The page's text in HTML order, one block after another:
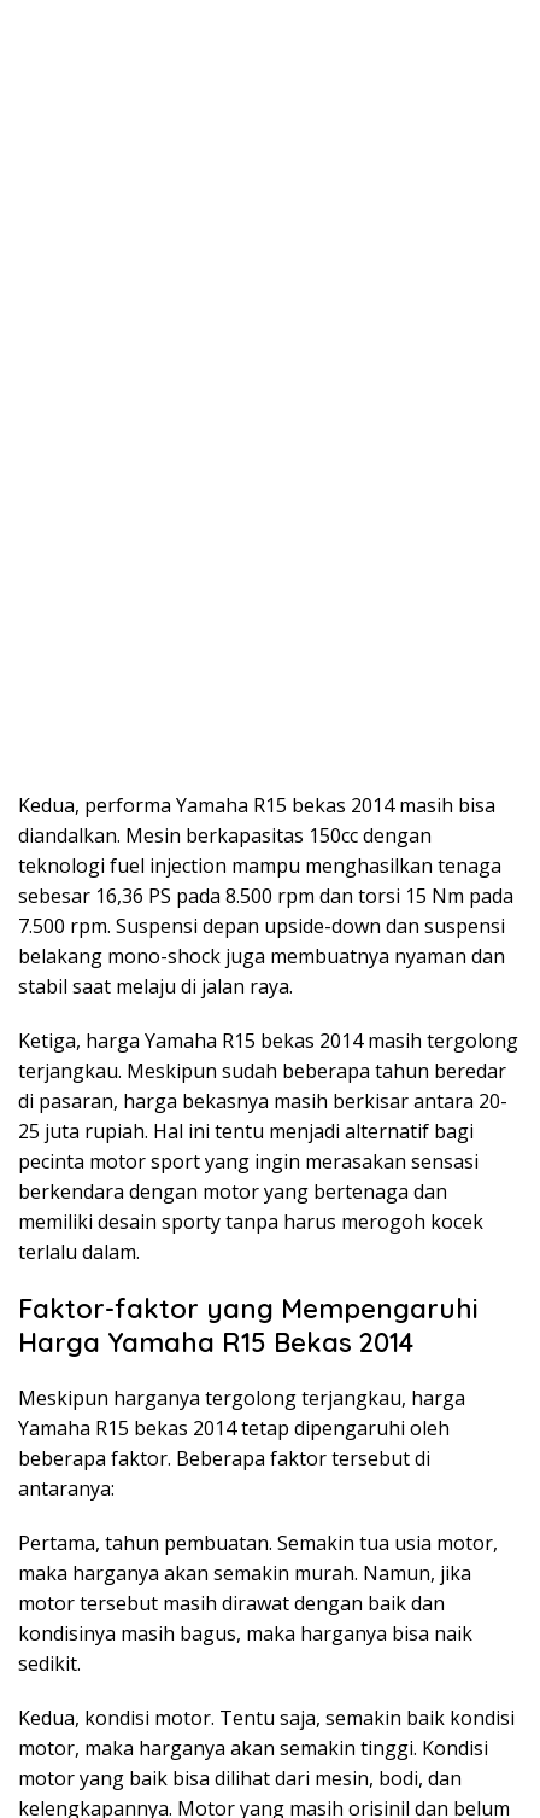
Kedua, performa Yamaha R15 bekas 2014 masih bisa
diandalkan. Mesin berkapasitas 150cc dengan
teknologi fuel injection mampu menghasilkan tenaga
sebesar 16,36 PS pada 8.500 rpm dan torsi 15 Nm pada
7.500 rpm. Suspensi depan upside-down dan suspensi
belakang mono-shock juga membuatnya nyaman dan
stabil saat melaju di jalan raya.
Ketiga, harga Yamaha R15 bekas 2014 masih tergolong
terjangkau. Meskipun sudah beberapa tahun beredar
di pasaran, harga bekasnya masih berkisar antara 20-
25 juta rupiah. Hal ini tentu menjadi alternatif bagi
pecinta motor sport yang ingin merasakan sensasi
berkendara dengan motor yang bertenaga dan
memiliki desain sporty tanpa harus merogoh kocek
terlalu dalam.
Faktor-faktor yang Mempengaruhi
Harga Yamaha R15 Bekas 2014
Meskipun harganya tergolong terjangkau, harga
Yamaha R15 bekas 2014 tetap dipengaruhi oleh
beberapa faktor. Beberapa faktor tersebut di
antaranya:
Pertama, tahun pembuatan. Semakin tua usia motor,
maka harganya akan semakin murah. Namun, jika
motor tersebut masih dirawat dengan baik dan
kondisinya masih bagus, maka harganya bisa naik
sedikit.
Kedua, kondisi motor. Tentu saja, semakin baik kondisi
motor, maka harganya akan semakin tinggi. Kondisi
motor yang baik bisa dilihat dari mesin, bodi, dan
kelengkapannya. Motor yang masih orisinil dan belum